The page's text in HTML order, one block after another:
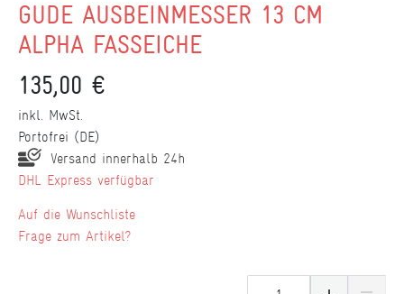
GÜDE AUSBEINMESSER 13 CM
ALPHA FASSEICHE
135,00 €
inkl. MwSt.
Portofrei (DE)
Versand innerhalb 24h
DHL Express verfügbar
Wunschliste
Frage zum Artikel?